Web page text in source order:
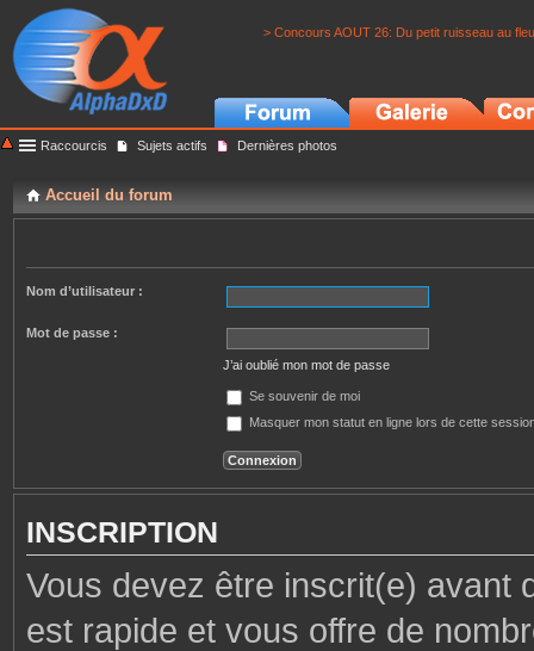
> Concours AOUT 26: Du petit ruisseau au
Raccourcis Sujets actifs Dernières photos
Accueil du forum
Nom d’utilisateur :
Mot de passe :
J’ai oublié mon mot de passe
Se souvenir de moi
Masquer mon statut en ligne lors de cette
INSCRIPTION
Vous devez être inscrit(e) avant
est rapide et vous offre de